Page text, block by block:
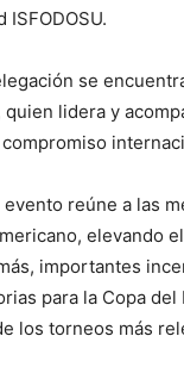
se
quien lidera y
reúne a las
elevando
importantes
para la Copa
los torneos más